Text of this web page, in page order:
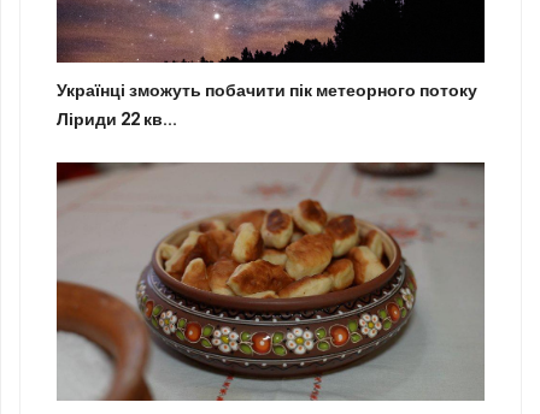
Українці зможуть побачити пік метеорного потоку
Ліриди 22 кв...